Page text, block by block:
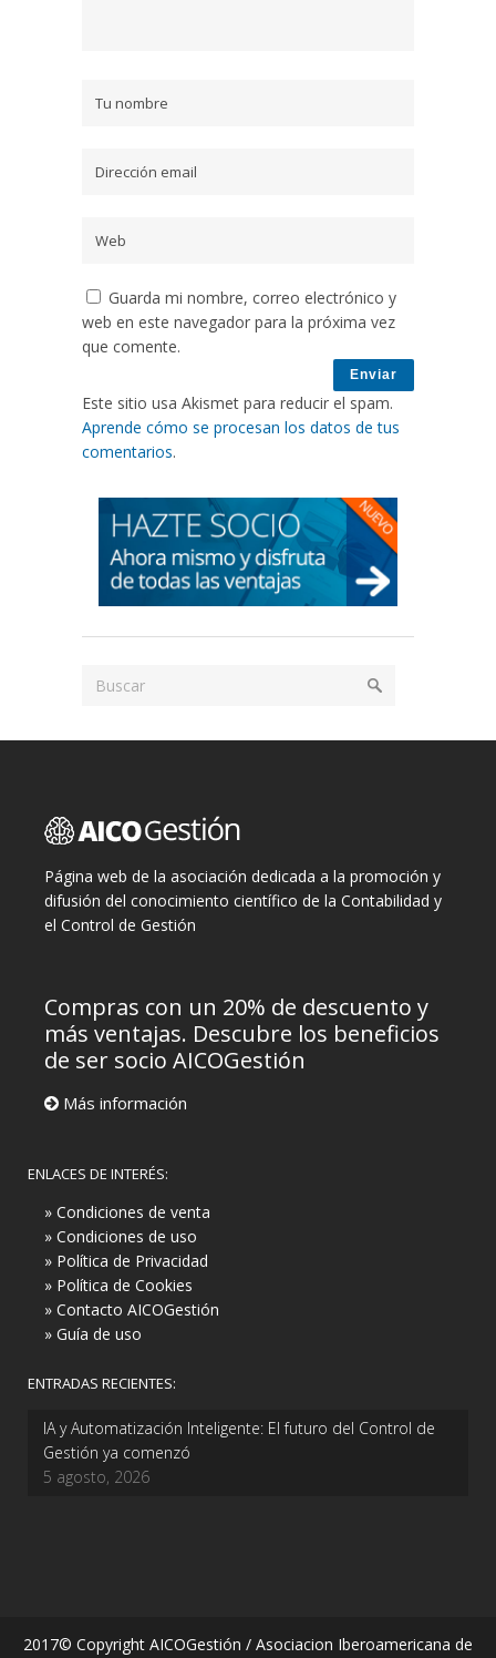
Guarda mi nombre, correo electrónico y
web en este navegador para la próxima vez
que comente.
Este sitio usa Akismet para reducir el spam.
Aprende cómo se procesan los datos de tus
comentarios.
Página web de la asociación dedicada a la promoción y
difusión del conocimiento científico de la Contabilidad y
el Control de Gestión
Compras con un 20% de descuento y
más ventajas. Descubre los beneficios
de ser socio AICOGestión
Más información
ENLACES DE INTERÉS:
» Condiciones de venta
» Condiciones de uso
» Política de Privacidad
» Política de Cookies
» Contacto AICOGestión
» Guía de uso
ENTRADAS RECIENTES:
IA y Automatización Inteligente: El futuro del Control de
Gestión ya comenzó
5 agosto, 2026
2017© Copyright AICOGestión / Asociacion Iberoamericana de